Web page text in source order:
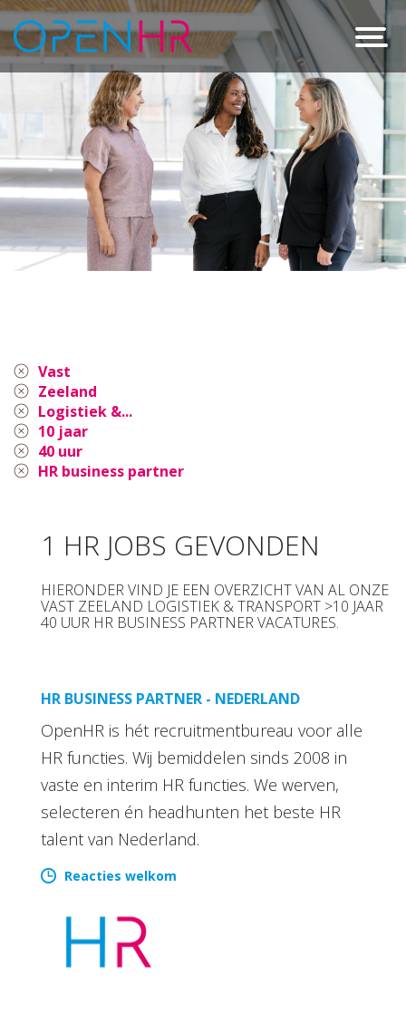
Vast
Zeeland
Logistiek &...
10 jaar
40 uur
HR business partner
1 HR JOBS GEVONDEN
HIERONDER VIND JE EEN OVERZICHT VAN AL ONZE
VAST ZEELAND LOGISTIEK & TRANSPORT >10 JAAR
40 UUR HR BUSINESS PARTNER VACATURES.
HR BUSINESS PARTNER - NEDERLAND
OpenHR is hét recruitmentbureau voor alle
HR functies. Wij bemiddelen sinds 2008 in
vaste en interim HR functies. We werven,
selecteren én headhunten het beste HR
talent van Nederland.
Reacties welkom